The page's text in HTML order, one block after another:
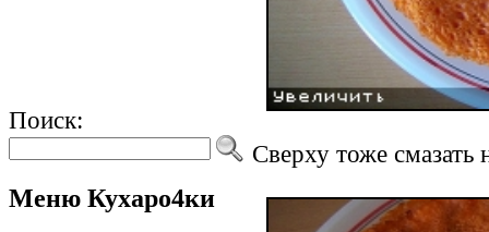
Поиск:
Меню Кухаро4ки
Сверху тоже смазать